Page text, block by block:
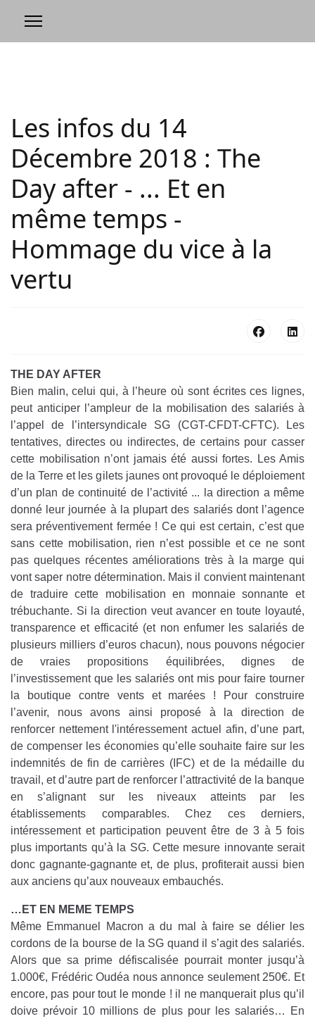
Les infos du 14
Décembre 2018 : The
Day after - ... Et en
même temps -
Hommage du vice à la
vertu
THE DAY AFTER
Bien malin, celui qui, à l’heure où sont écrites ces lignes,
peut anticiper l’ampleur de la mobilisation des salariés à
l’appel de l’intersyndicale SG (CGT-CFDT-CFTC). Les
tentatives, directes ou indirectes, de certains pour casser
cette mobilisation n’ont jamais été aussi fortes. Les Amis
de la Terre et les gilets jaunes ont provoqué le déploiement
d’un plan de continuité de l’activité ... la direction a même
donné leur journée à la plupart des salariés dont l’agence
sera préventivement fermée ! Ce qui est certain, c’est que
sans cette mobilisation, rien n’est possible et ce ne sont
pas quelques récentes améliorations très à la marge qui
vont saper notre détermination. Mais il convient maintenant
de traduire cette mobilisation en monnaie sonnante et
trébuchante. Si la direction veut avancer en toute loyauté,
transparence et efficacité (et non enfumer les salariés de
plusieurs milliers d’euros chacun), nous pouvons négocier
de vraies propositions équilibrées, dignes de
l’investissement que les salariés ont mis pour faire tourner
la boutique contre vents et marées ! Pour construire
l’avenir, nous avons ainsi proposé à la direction de
renforcer nettement l'intéressement actuel afin, d’une part,
de compenser les économies qu’elle souhaite faire sur les
indemnités de fin de carrières (IFC) et de la médaille du
travail, et d’autre part de renforcer l’attractivité de la banque
en s’alignant sur les niveaux atteints par les
établissements comparables. Chez ces derniers,
intéressement et participation peuvent être de 3 à 5 fois
plus importants qu’à la SG. Cette mesure innovante serait
donc gagnante-gagnante et, de plus, profiterait aussi bien
aux anciens qu’aux nouveaux embauchés.
…ET EN MEME TEMPS
Même Emmanuel Macron a du mal à faire se délier les
cordons de la bourse de la SG quand il s’agit des salariés.
Alors que sa prime défiscalisée pourrait monter jusqu’à
1.000€, Frédéric Oudéa nous annonce seulement 250€. Et
encore, pas pour tout le monde ! il ne manquerait plus qu’il
doive prévoir 10 millions de plus pour les salariés… En